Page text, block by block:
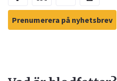
Prenumerera på nyhetsbrev